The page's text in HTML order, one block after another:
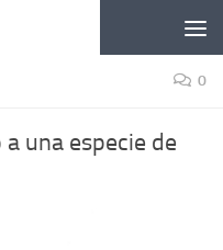
0
una especie de